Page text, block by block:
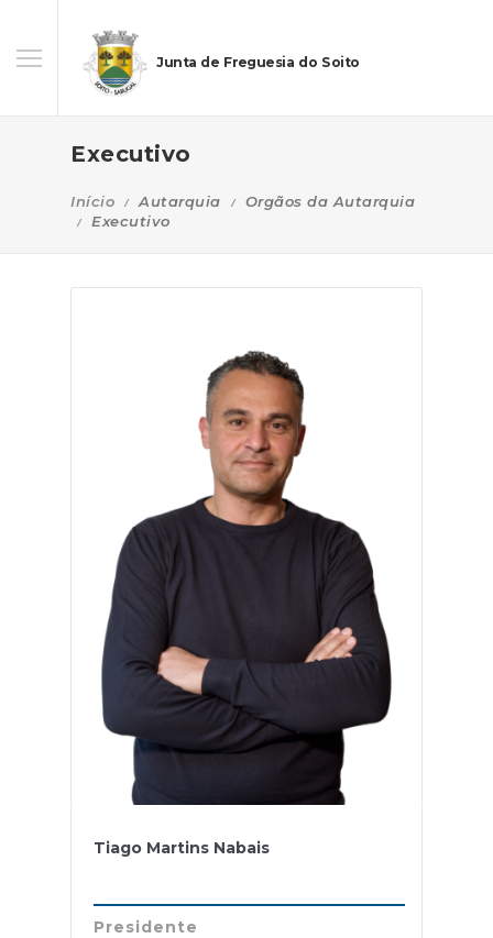
Junta de Freguesia do Soito
Executivo
Início Autarquia
Orgãos da Autarquia
Executivo
Tiago Martins Nabais
Presidente